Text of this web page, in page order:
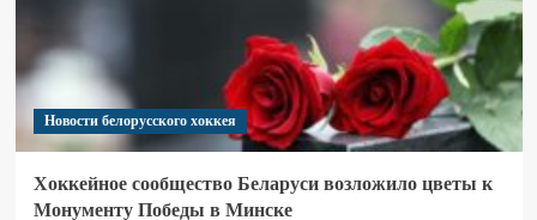
Новости белорусского хоккея
Хоккейное сообщество Беларуси возложило цветы к
Монументу Победы в Минске